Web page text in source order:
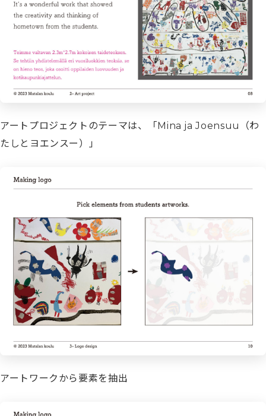
アートプロジェクトのテーマは、「Mina ja Joensuu（わ
たしとヨエンスー）」
アートワークから要素を抽出